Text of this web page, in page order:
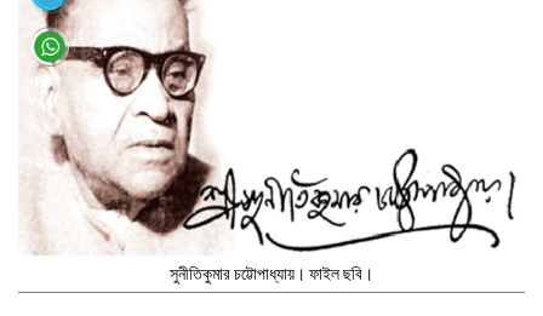
সুনীতিকুমার চট্টোপাধ্যায়। ফাইল ছবি।